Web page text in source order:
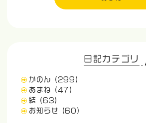
日記カテゴリ
かのん
(299)
あまね
(47)
結
(63)
お知らせ
(60)